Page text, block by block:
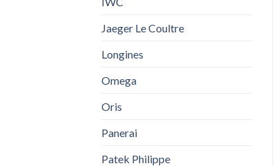
Jaeger Le Coultre
Longines
Omega
Oris
Panerai
Patek Philippe